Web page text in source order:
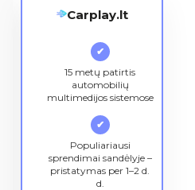
Carplay.lt
✔
15 metų patirtis
automobilių
multimedijos sistemose
✔
Populiariausi
sprendimai sandėlyje –
pristatymas per 1–2 d.
d.